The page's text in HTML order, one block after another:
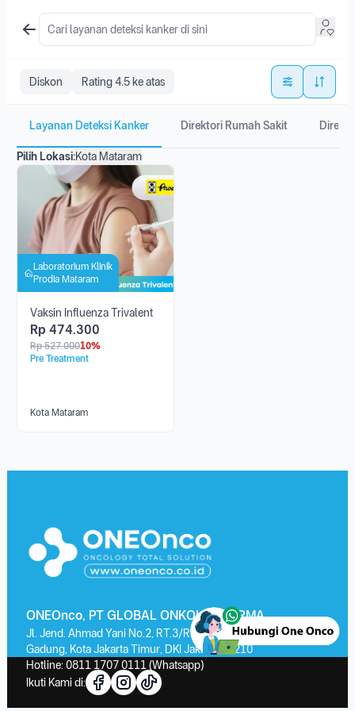
Diskon Rating 4.5 ke atas
Layanan Deteksi Kanker Direktori Rumah Sakit
Pilih Lokasi:Kota Mataram
Laboratorium Klinik
Prodia Mataram
Vaksin Influenza Trivalent
Rp 474.300
Rp 527.00010%
Pre Treatment
Kota Mataram
ONEOnco, PT GLOBAL ONKOLAB FARMA
Jl. Jend. Ahmad Yani No.2, RT.3/RW.13, Kayu Putih, Kec. Pulo
Gadung, Kota Jakarta Timur, DKI Jakarta 13210
Hotline: 0811 1707 0111 (Whatsapp)
Ikuti Kami di: